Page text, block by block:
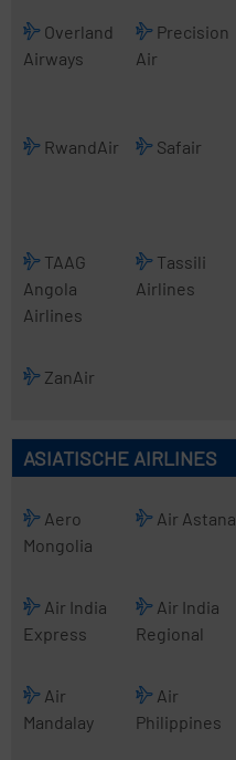
Overland
Airways
Precision
Air
RwandAir Safair
TAAG
Angola
Airlines
Tassili
Airlines
ZanAir
ASIATISCHE AIRLINES
Aero
Mongolia
Air Astana
Air India
Express
Air India
Regional
Air
Mandalay
Air
Philippines